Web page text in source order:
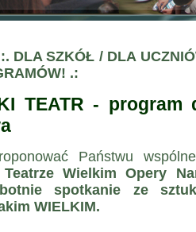
:. DLA SZKÓŁ / DLA
.:
TEATR - program
Państwu
Wielkim Opery
spotkanie ze
WIELKIM.